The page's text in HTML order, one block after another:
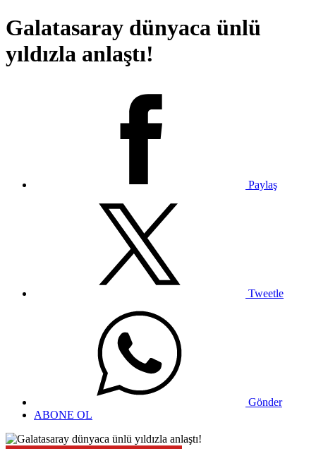
Galatasaray dünyaca ünlü
yıldızla anlaştı!
Paylaş
Tweetle
Gönder
ABONE OL